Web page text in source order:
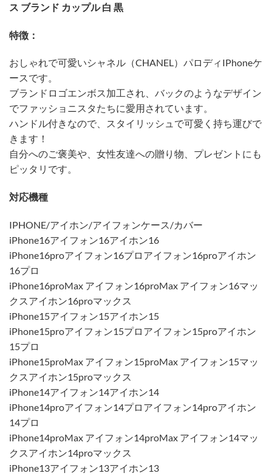
ス ブランド カップル 白 黒
特徴：
おしゃれで可愛いシャネル（CHANEL）パロディIPhoneケ
ースです。
ブランドロゴエンボス加工され、バックのようなデザイン
でファッショニスタたちに愛用されています。
ハンドル付きなので、スタイリッシュで可愛く持ち運びで
きます！
自分へのご褒美や、女性友達への贈り物、プレゼントにも
ピッタリです。
対応機種
IPHONE/アイホン/アイフォンケース/カバー
iPhone16アイフォン16アイホン16
iPhone16proアイフォン16プロアイフォン16proアイホン
16プロ
iPhone16proMax アイフォン16proMax アイフォン16マッ
クスアイホン16proマックス
iPhone15アイフォン15アイホン15
iPhone15proアイフォン15プロアイフォン15proアイホン
15プロ
iPhone15proMax アイフォン15proMax アイフォン15マッ
クスアイホン15proマックス
iPhone14アイフォン14アイホン14
iPhone14proアイフォン14プロアイフォン14proアイホン
14プロ
iPhone14proMax アイフォン14proMax アイフォン14マッ
クスアイホン14proマックス
iPhone13アイフォン13アイホン13